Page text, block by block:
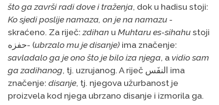
što ga završi radi dove i traženja, dok u hadisu stoji:
Ko sjedi poslije namaza, on je na namazu -
skraćeno. Za riječ: zdihan u Muhtaru es-sihahustoji
حفزه- (ubrzalo mu je disanje) ima značenje:
savladalo ga je ono što je bilo iza njega, a vidio sam
ga zadihanog
, tj. uzrujanog. A riječ النفَس ima
značenje: disanje, tj. njegova užurbanost je
proizvela kod njega ubrzano disanje i izmorila ga.